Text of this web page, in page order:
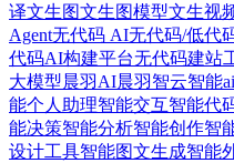
译文生图文生图模型文生视
Agent无代码 AI无代码/低代
代码AI构建平台无代码建站
大模型晨羽AI晨羽智云智能
能个人助理智能交互智能代
能决策智能分析智能创作智
设计工具智能图文生成智能